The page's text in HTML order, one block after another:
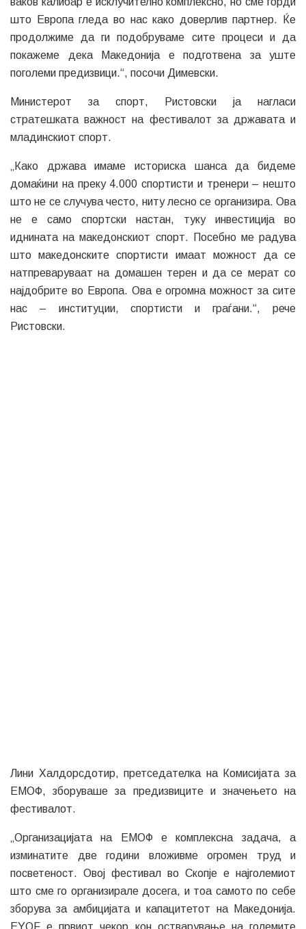
што не се случува често, ниту лесно се организира. Ова
не е само спортски настан, туку инвестиција во
иднината на македонскиот спорт. Посебно ме радува
што македонските спортисти имаат можност да се
натпреваруваат на домашен терен и да се мерат со
најдобрите во Европа. Ова е огромна можност за сите
нас – институции, спортисти и граѓани.“, рече
Ристовски.
Македонската одбојкарка Матеа Поповска го изрази
своето задоволство како спортист учесник на
фестивалот.
„Како спортист, можам да кажам дека условите се
одлични – сè е организирано на највисоко ниво, а
атмосферата е навистина инспиративна. Овие услови
ни даваат можност целосно да се посветиме и да го
дадеме најдоброто од себе. Благодарност и до